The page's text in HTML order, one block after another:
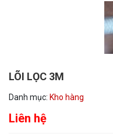
LÕI LỌC 3M
Danh mục: Kho hàng
Liên hệ